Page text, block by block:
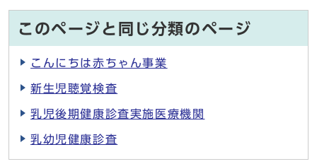
このページと同じ分類のページ
こんにちは赤ちゃん事業
新生児聴覚検査
乳児後期健康診査実施医療機関
乳幼児健康診査